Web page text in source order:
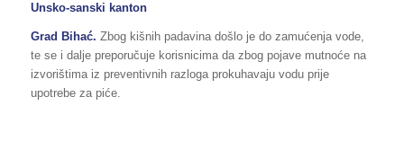
Unsko-sanski kanton
Grad Bihać. Zbog kišnih padavina došlo je do zamućenja vode,
te se i dalje preporučuje korisnicima da zbog pojave mutnoće na
izvorištima iz preventivnih razloga prokuhavaju vodu prije
upotrebe za piće.